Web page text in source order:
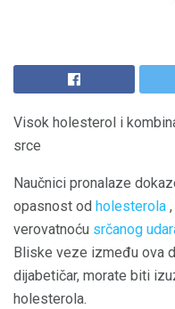
Visok holesterol i
srce
Naučnici pronalaze
opasnost od holesterola
verovatnoću srčanog
Bliske veze između ova
dijabetičar, morate biti
holesterola.